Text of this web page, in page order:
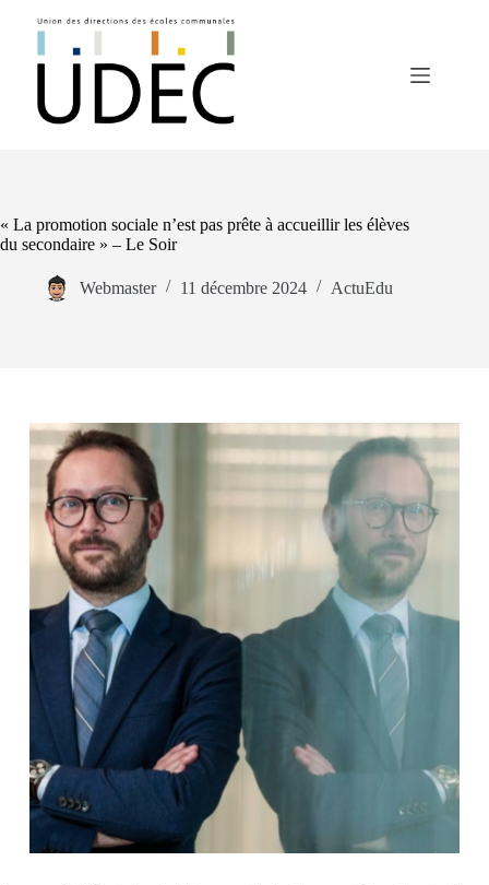
« La promotion sociale n’est pas prête à accueillir les élèves
du secondaire » – Le Soir
Webmaster 11 décembre 2024 ActuEdu